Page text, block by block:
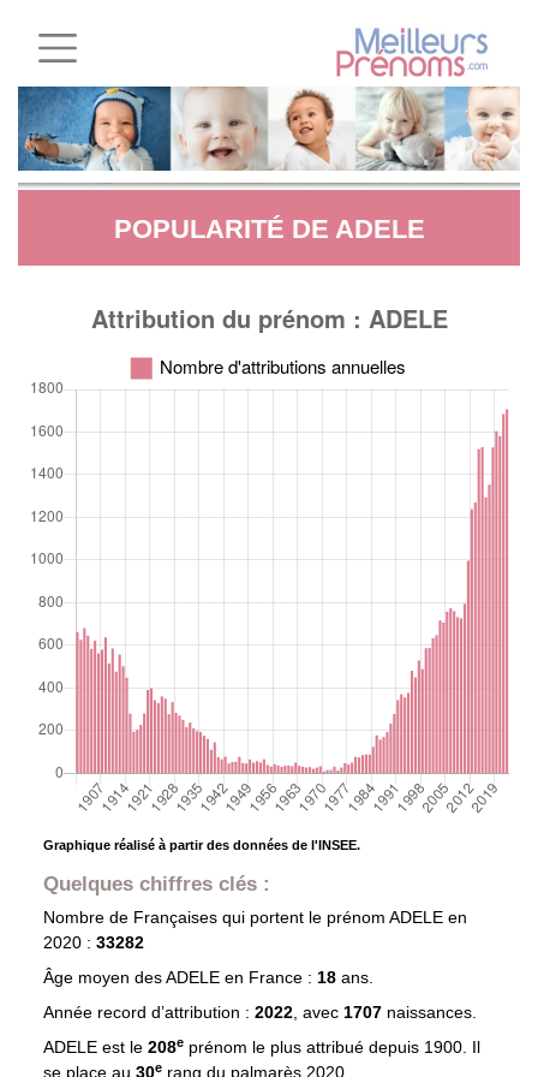
POPULARITÉ DE ADELE
Graphique réalisé à partir des données de l'INSEE.
Quelques chiffres clés :
Nombre de Françaises qui portent le prénom ADELE en
2020 : 33282
Âge moyen desADELEen France : 18 ans.
Année record d’attribution : 2022, avec 1707 naissances.
ADELE est le 208eprénom le plus attribué depuis 1900. Il
se place au 30e rang du palmarès 2020.